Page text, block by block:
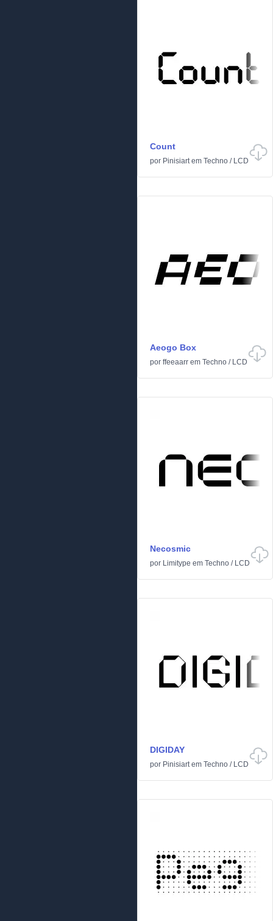
Count
por Pinisiartem Techno / LCD
Aeogo Box
por ffeeaarr em Techno / LCD
Necosmic
por Limitype em Techno / LCD
DIGIDAY
por Pinisiartem Techno / LCD